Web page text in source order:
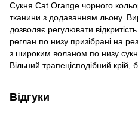
Сукня Cat Orange чорного
тканини з додаванням льону.
дозволяє регулювати
реглан по низу призібрані на
з широким воланом по низу
Вільний трапецієподібний крій,
Відгуки